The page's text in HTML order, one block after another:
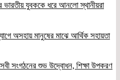
ভারতীয় যুবককে ধরে আনলো স্থানীয়রা
অসহায় মানুষের মাঝে আর্থিক সহায়তা
সংগঠনের শুভ উদ্বোধন, শিক্ষা উপকরণ